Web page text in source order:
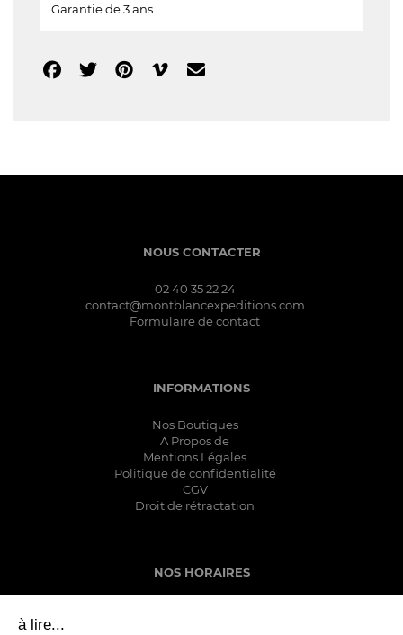
Garantie de 3 ans
NOUS CONTACTER
02 40 35 22 24
contact@montblancexpeditions.com
Formulaire de contact
INFORMATIONS
Nos Boutiques
A Propos de
Mentions Légales
Politique de confidentialité
CGV
Droit de rétractation
NOS HORAIRES
à lire...